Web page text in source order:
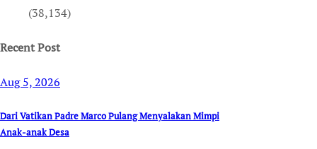
(38,134)
Recent Post
Aug 5, 2026
Dari Vatikan Padre Marco Pulang Menyalakan Mimpi
Anak-anak Desa